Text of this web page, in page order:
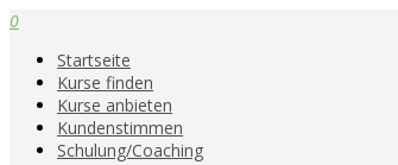
0
Startseite
Kurse finden
Kurse anbieten
Kundenstimmen
Schulung/Coaching